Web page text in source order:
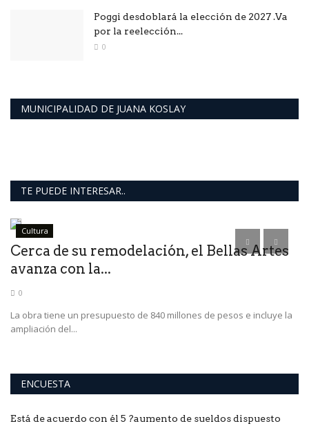
Poggi desdoblará la elección de 2027 .Va
por la reelección...
0
MUNICIPALIDAD DE JUANA KOSLAY
TE PUEDE INTERESAR..
Cultura
Cerca de su remodelación, el Bellas Artes
avanza con la...
0
La obra tiene un presupuesto de 840 millones de pesos e incluye la
ampliación del...
ENCUESTA
Está de acuerdo con él 5 ?aumento de sueldos dispuesto